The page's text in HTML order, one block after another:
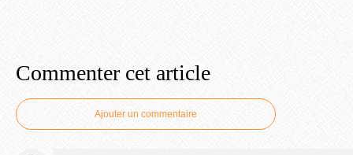
Commenter cet article
Ajouter un commentaire